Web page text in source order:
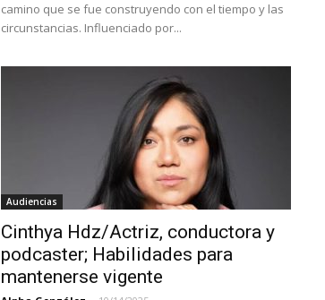
camino que se fue construyendo con el tiempo y las
circunstancias. Influenciado por...
Audiencias
Cinthya Hdz/Actriz, conductora y
podcaster; Habilidades para
mantenerse vigente